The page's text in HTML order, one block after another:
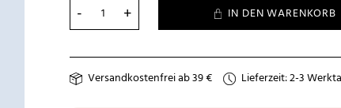
Treasure of Olymp MengeIN DEN WARENKORB
Versandkostenfrei ab 39 € Lieferzeit: 2-3